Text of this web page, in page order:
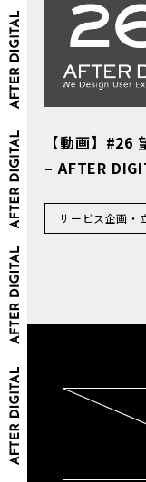
【動画】#26
– AFTER
サービス企画・